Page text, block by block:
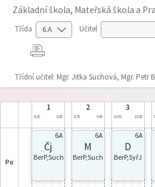
Základní škola, Mateřská škola a
Třída Učitel
Třídní učitel: Mgr. Jitka Suchová, Mgr. Petr
1
8:00 8:45
2
8:55 9:40
3
10:00 10:45
po
6.A
Čj
BerP,Such
6.A
M
BerP,Such
6.A
D
BerP,SyřJ